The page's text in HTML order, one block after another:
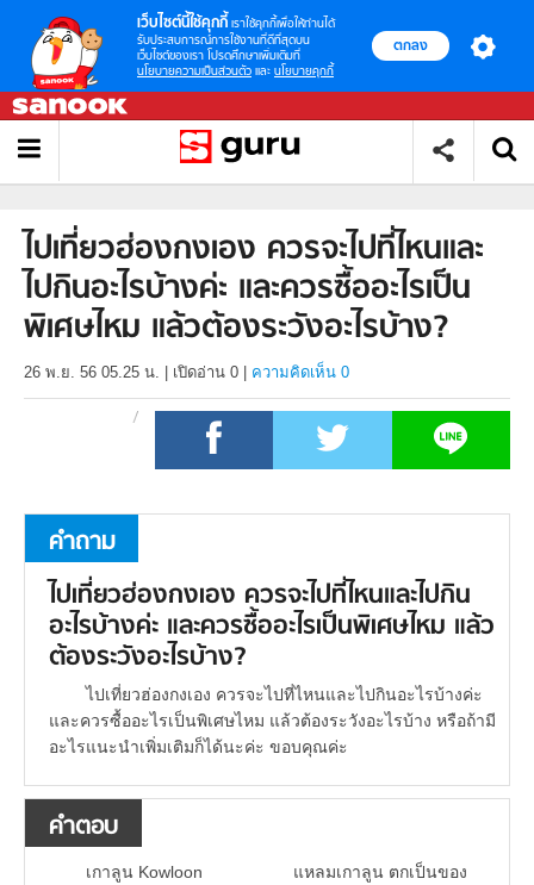
เว็บไซต์นี้ใช้คุกกี้ เราใช้คุกกี้เพื่อให้ท่านได้
รับประสบการณ์การใช้งานที่ดีที่สุดบน
เว็บไซต์ของเรา โปรดศึกษาเพิ่มเติมที่
นโยบายความเป็นส่วนตัว และ นโยบายคุกกี้
ตกลง
ไปเที่ยวฮ่องกงเอง ควรจะไปที่ไหนและ
ไปกินอะไรบ้างค่ะ และควรซื้ออะไรเป็น
พิเศษไหม แล้วต้องระวังอะไรบ้าง?
26 พ.ย. 56 05.25 น. เปิดอ่าน 0 ความคิดเห็น 0
คำถาม
ไปเที่ยวฮ่องกงเอง ควรจะไปที่ไหนและไปกิน
อะไรบ้างค่ะ และควรซื้ออะไรเป็นพิเศษไหม แล้ว
ต้องระวังอะไรบ้าง?
ไปเที่ยวฮ่องกงเอง ควรจะไปที่ไหนและไปกินอะไรบ้างค่ะ
และควรซื้ออะไรเป็นพิเศษไหม แล้วต้องระวังอะไรบ้าง หรือถ้ามี
อะไรแนะนำเพิ่มเติมก็ได้นะค่ะ ขอบคุณค่ะ
คำตอบ
เกาลูน Kowloon แหลมเกาลูน ตกเป็นของ